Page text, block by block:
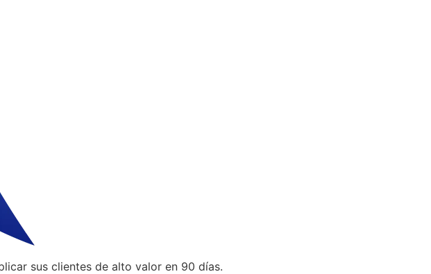
sus clientes de alto valor en 90 días.